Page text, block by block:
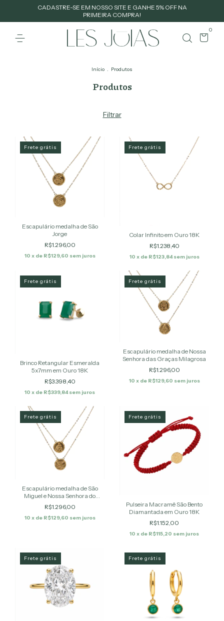
CADASTRE-SE EM NOSSO SITE E GANHE 5% OFF NA
PRIMEIRA COMPRA!
0
Início Produtos
Produtos
Filtrar
Frete grátis
Escapulário medalha de São
Jorge
R$1.296,00
10 x de R$129,60 sem juros
Frete grátis
Colar Infinito em Ouro 18K
R$1.238,40
10 x de R$123,84 sem juros
Frete grátis
Brinco Retangular Esmeralda
5x7mm em Ouro 18K
R$3.398,40
10 x de R$339,84 sem juros
Frete grátis
Escapulário medalha de Nossa
Senhora das Graças Milagrosa
R$1.296,00
10 x de R$129,60 sem juros
Frete grátis
Escapulário medalha de São
Miguel e Nossa Senhora do
Carmo
R$1.296,00
10 x de R$129,60 sem juros
Frete grátis
Pulseira Macramê São Bento
Diamantada em Ouro 18K
R$1.152,00
10 x de R$115,20 sem juros
Frete grátis Frete grátis